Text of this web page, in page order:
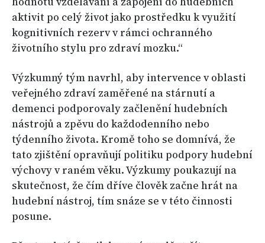
aktivit po celý život jako prostředku k využití
kognitivních rezerv v rámci ochranného
životního stylu pro zdraví mozku.“
Výzkumný tým navrhl, aby intervence v oblasti
veřejného zdraví zaměřené na stárnutí a
demenci podporovaly začlenění hudebních
nástrojů a zpěvu do každodenního nebo
týdenního života. Kromě toho se domnívá, že
tato zjištění opravňují politiku podpory hudební
výchovy v raném věku. Výzkumy poukazují na
skutečnost, že čím dříve člověk začne hrát na
hudební nástroj, tím snáze se v této činnosti
posune.